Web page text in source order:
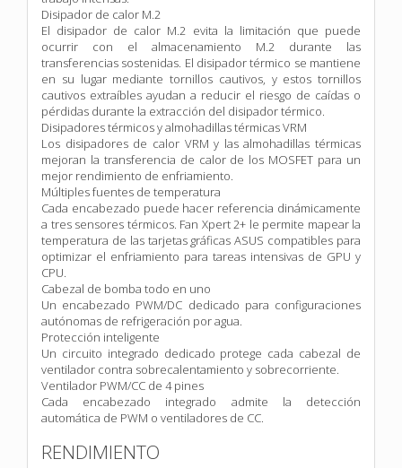
Disipador de calor M.2
El disipador de calor M.2 evita la limitación que puede
ocurrir con el almacenamiento M.2 durante las
transferencias sostenidas. El disipador térmico se mantiene
en su lugar mediante tornillos cautivos, y estos tornillos
cautivos extraíbles ayudan a reducir el riesgo de caídas o
pérdidas durante la extracción del disipador térmico.
Disipadores térmicos y almohadillas térmicas VRM
Los disipadores de calor VRM y las almohadillas térmicas
mejoran la transferencia de calor de los MOSFET para un
mejor rendimiento de enfriamiento.
Múltiples fuentes de temperatura
Cada encabezado puede hacer referencia dinámicamente
a tres sensores térmicos. Fan Xpert 2+ le permite mapear la
temperatura de las tarjetas gráficas ASUS compatibles para
optimizar el enfriamiento para tareas intensivas de GPU y
CPU.
Cabezal de bomba todo en uno
Un encabezado PWM/DC dedicado para configuraciones
autónomas de refrigeración por agua.
Protección inteligente
Un circuito integrado dedicado protege cada cabezal de
ventilador contra sobrecalentamiento y sobrecorriente.
Ventilador PWM/CC de 4 pines
Cada encabezado integrado admite la detección
automática de PWM o ventiladores de CC.
RENDIMIENTO